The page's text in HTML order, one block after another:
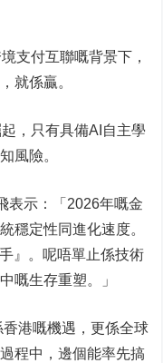
支付互聯嘅背景下，
就係贏。
，只有具備AI自主學
風險。
表示：「2026年嘅金
穩定性同進化速度。
』。呢唔單止係技術
嘅生存重塑。」
香港嘅機遇，更係全球
程中，邊個能率先搞